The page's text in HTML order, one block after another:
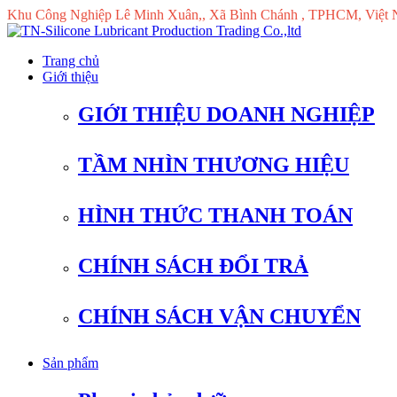
Khu Công Nghiệp Lê Minh Xuân,, Xã Bình Chánh , TPHCM, Việt
Trang chủ
Giới thiệu
GIỚI THIỆU DOANH NGHIỆP
TẦM NHÌN THƯƠNG HIỆU
HÌNH THỨC THANH TOÁN
CHÍNH SÁCH ĐỔI TRẢ
CHÍNH SÁCH VẬN CHUYỂN
Sản phẩm